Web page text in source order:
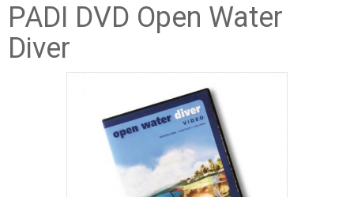
PADI DVD Open Water
Diver